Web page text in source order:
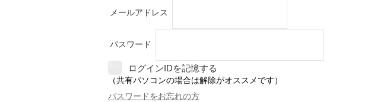
メールアドレス
パスワード
ログインIDを記憶する
（共有パソコンの場合は解除がオススメです）
パスワードをお忘れの方